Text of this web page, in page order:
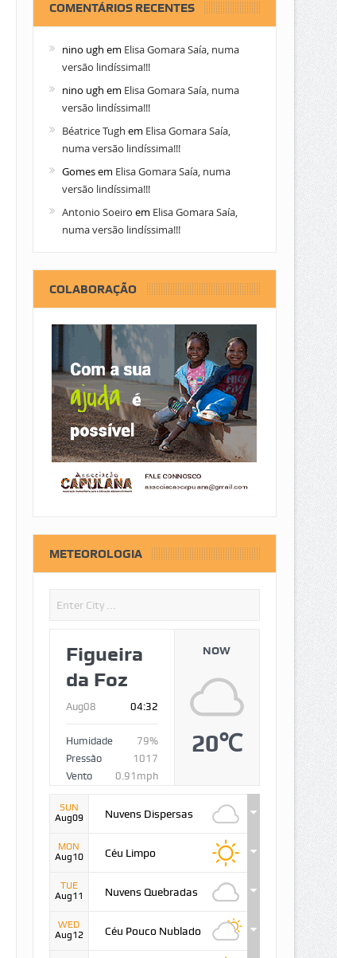
COMENTÁRIOS RECENTES
nino ugh em Elisa Gomara Saía, numa
versão lindíssima!!!
nino ugh em Elisa Gomara Saía, numa
versão lindíssima!!!
Béatrice Tugh em Elisa Gomara Saía,
numa versão lindíssima!!!
Gomesem Elisa Gomara Saía, numa
versão lindíssima!!!
Antonio Soeiro em Elisa Gomara Saía,
numa versão lindíssima!!!
COLABORAÇÃO
METEOROLOGIA
Figueira
da Foz
Aug08 04:32
Humidade
79%
Pressão
1017
Vento
0.91mph
NOW
20℃
SUN
Aug09
Nuvens Dispersas
MON
Aug10
Céu Limpo
TUE
Aug11
Nuvens Quebradas
WED
Aug12
Céu Pouco Nublado